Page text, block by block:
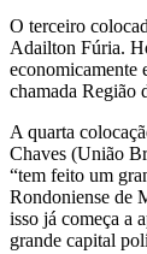
O terceiro
Adailton Fúria.
economicamente
chamada Região
A quarta
Chaves (União
“tem feito um
Rondoniense de
isso já começa a
grande capital